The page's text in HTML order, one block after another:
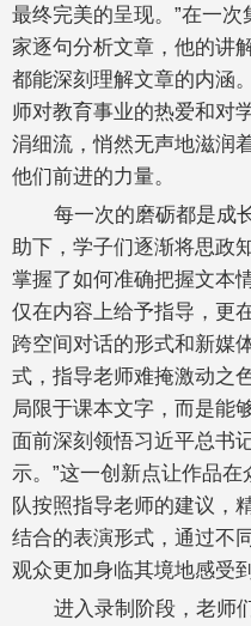
最终完美的呈现。”在一
家逐句分析文章，他的讲
都能深刻理解文章的内涵
师对教育事业的热爱和对
涓细流，悄然无声地滋润
他们前进的力量。
每一次的磨砺都是成
助下，学子们逐渐将思政
掌握了如何准确把握文本
仅在内容上给予指导，更
跨空间对话的形式和新媒
式，指导老师难掩激动之
局限于课本文字，而是能
面前深刻领悟习近平总书
示。”这一创新点让作品
队按照指导老师的建议，
结合的表演形式，通过不
观众更加身临其境地感受
进入录制阶段，老师